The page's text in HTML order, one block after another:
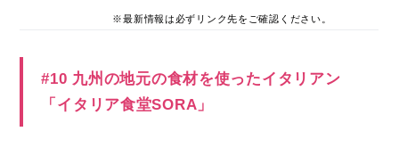
※最新情報は必ずリンク先をご確認ください。
#10 九州の地元の食材を使ったイタリアン
「イタリア食堂SORA」